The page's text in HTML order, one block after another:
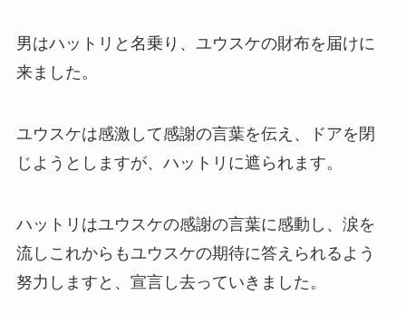
男はハットリと名乗り、ユウスケの財布を届けに
来ました。
ユウスケは感激して感謝の言葉を伝え、ドアを閉
じようとしますが、ハットリに遮られます。
ハットリはユウスケの感謝の言葉に感動し、涙を
流しこれからもユウスケの期待に答えられるよう
努力しますと、宣言し去っていきました。